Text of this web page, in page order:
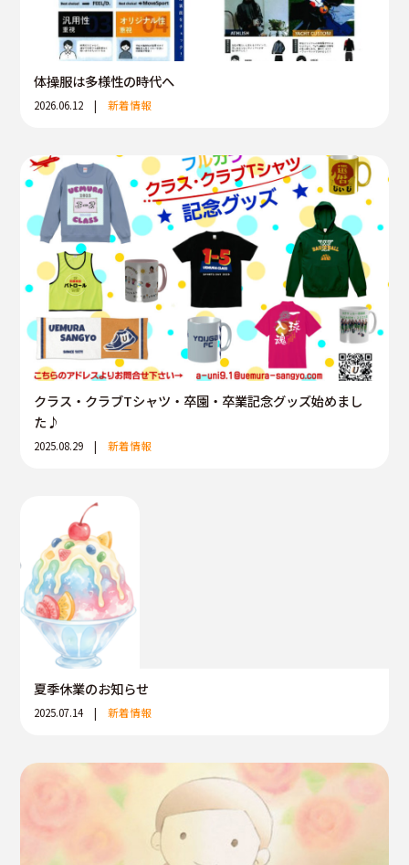
体操服は多様性の時代へ
2026.06.12 |新着情報
クラス・クラブTシャツ・卒園・卒業記念グッズ始めまし
た♪
2025.08.29 |新着情報
夏季休業のお知らせ
2025.07.14 |新着情報